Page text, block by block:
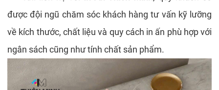
được đội ngũ chăm sóc khách hàng tư vấn kỹ lưỡng
về kích thước, chất liệu và quy cách in ấn phù hợp với
ngân sách cũng như tính chất sản phẩm.